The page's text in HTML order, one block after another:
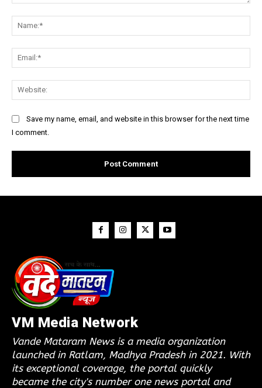
Save my name, email, and website in this browser for the next time
I comment.
VM Media Network
Vande Mataram News is a media organization
launched in Ratlam, Madhya Pradesh in 2021. With
its exceptional coverage, the portal quickly
became the city's number one news portal and